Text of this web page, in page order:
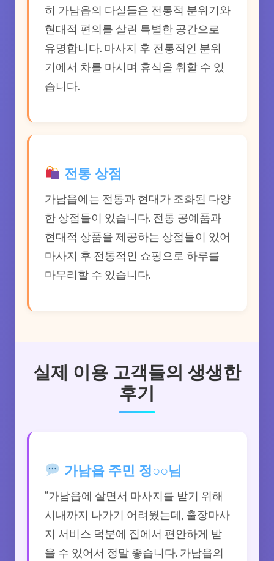
히 가남읍의 다실들은 전통적 분위기와
현대적 편의를 살린 특별한 공간으로
유명합니다. 마사지 후 전통적인 분위
기에서 차를 마시며 휴식을 취할 수 있
습니다.
전통 상점
가남읍에는 전통과 현대가 조화된 다양
한 상점들이 있습니다. 전통 공예품과
현대적 상품을 제공하는 상점들이 있어
마사지 후 전통적인 쇼핑으로 하루를
마무리할 수 있습니다.
실제 이용 고객들의 생생한
후기
가남읍 주민 정○○님
“가남읍에 살면서 마사지를 받기 위해
시내까지 나가기 어려웠는데, 출장마사
지 서비스 덕분에 집에서 편안하게 받
을 수 있어서 정말 좋습니다. 가남읍의